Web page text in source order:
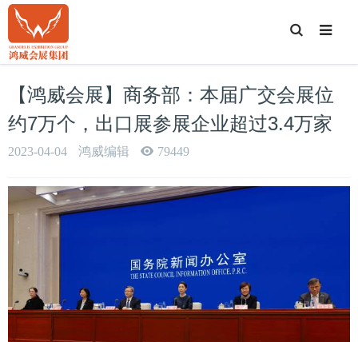
T
o
g
S
e
a
r
【鸿威会展】商务部：本届广交会展位
约7万个，出口展参展企业超过3.4万家
2023-04-04 鸿威编辑 79449